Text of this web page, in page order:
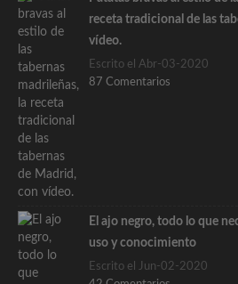
receta tradicional de las
vídeo.
Escrito el Abr-03-2020
87 Comentarios
El ajo negro, todo lo que
uso y conocimiento
Escrito el Jun-02-2020